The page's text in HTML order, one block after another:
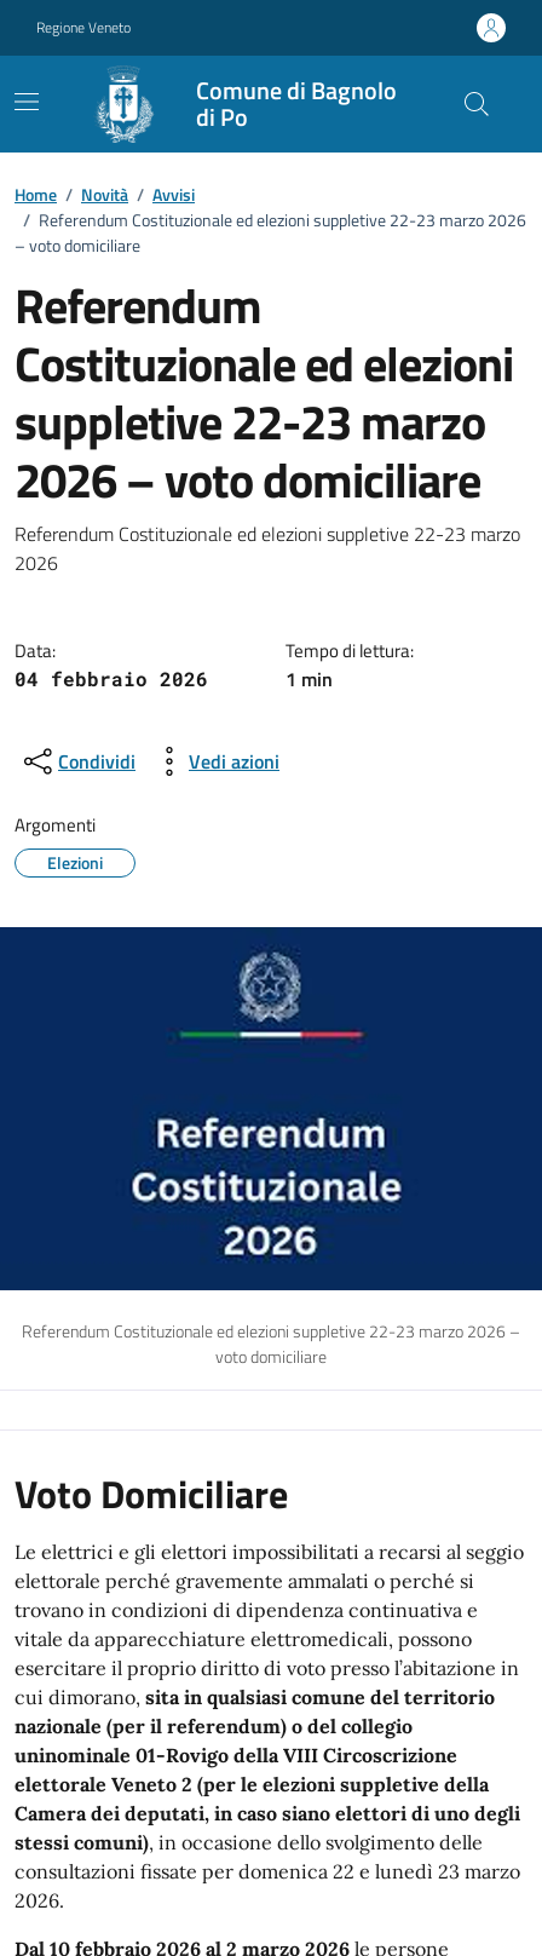
Regione Veneto
Comune di Bagnolo
di Po
Home / Novità / Avvisi
/ Referendum Costituzionale ed elezioni suppletive 22-23 marzo 2026
– voto domiciliare
Referendum
Costituzionale ed elezioni
suppletive 22-23 marzo
2026 – voto domiciliare
Dettagli della notizia
Referendum Costituzionale ed elezioni suppletive 22-23 marzo
2026
Data:
04 febbraio 2026
Tempo di lettura:
1 min
Condividi Vedi azioni
Argomenti
Elezioni
Referendum Costituzionale ed elezioni suppletive 22-23 marzo 2026 –
voto domiciliare
Voto Domiciliare
Le elettrici e gli elettori impossibilitati a recarsi al seggio
elettorale perché gravemente ammalati o perché si
trovano in condizioni di dipendenza continuativa e
vitale da apparecchiature elettromedicali, possono
esercitare il proprio diritto di voto presso l’abitazione in
cui dimorano, sita in qualsiasi comune del territorio
nazionale (per il referendum) o del collegio
uninominale 01-Rovigo della VIII Circoscrizione
elettorale Veneto 2 (per le elezioni suppletive della
Camera dei deputati, in caso siano elettori di uno degli
stessi comuni), in occasione dello svolgimento delle
consultazioni fissate per domenica 22 e lunedì 23 marzo
2026.
Dal 10 febbraio 2026 al 2 marzo 2026 le persone